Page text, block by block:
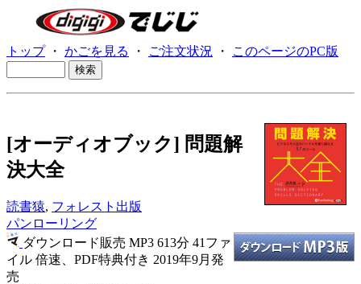
トップ・ かごを見る ・ ご注文状況 ・ このページのPC版
[オーディオブック] 問題解
決大全
読書猿, フォレスト出版
パンローリング
ダウンロード販売 MP3 613分 41ファ
イル 倍速、PDF特典付き 2019年9月発
売